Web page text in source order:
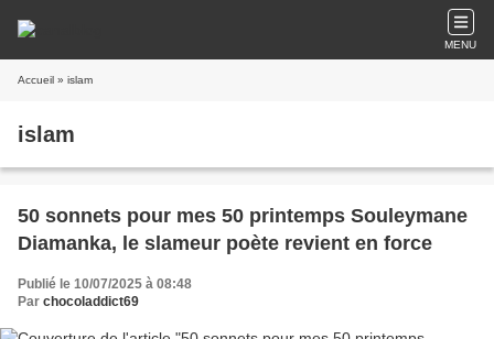
MENU
Accueil » islam
islam
50 sonnets pour mes 50 printemps Souleymane
Diamanka, le slameur poète revient en force
Publié le 10/07/2025 à 08:48
Par chocoladdict69